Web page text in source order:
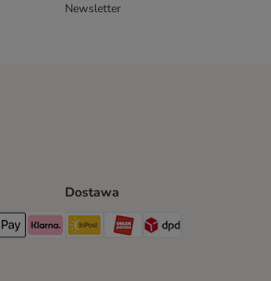
Newsletter
Method
Pay Payment Method
Klarna Payment Method
Dostawa
Paczkomat® Shipping Method
ORLEN Paczka Shipping